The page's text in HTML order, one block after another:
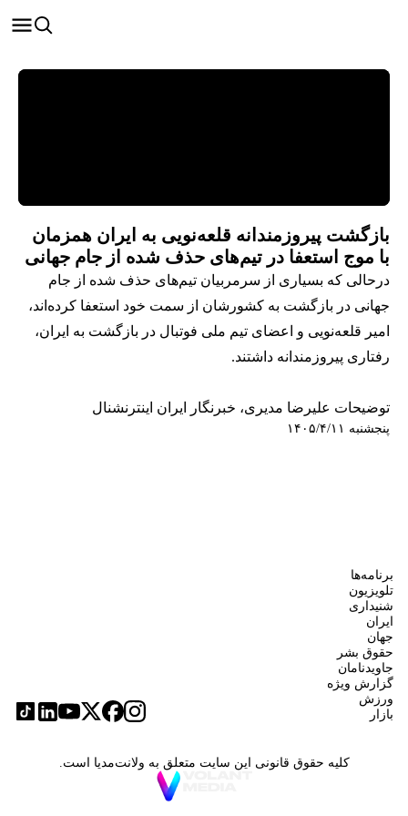
بازگشت پیروزمندانه قلعه‌نویی به ایران همزمان
با موج استعفا در تیم‌های حذف شده از جام جهانی
درحالی که بسیاری از سرمربیان تیم‌های حذف شده از جام
جهانی در بازگشت به کشورشان از سمت خود استعفا کرده‌اند،
امیر قلعه‌نویی و اعضای تیم ملی فوتبال در بازگشت به ایران،
رفتاری پیروزمندانه داشتند.
توضیحات علیرضا مدیری، خبرنگار ایران اینترنشنال
پنجشنبه ۱۴۰۵/۴/۱۱
برنامه‌ها
تلویزیون
شنیداری
ایران
جهان
حقوق بشر
جاویدنامان
گزارش ویژه
ورزش
بازار
کلیه حقوق قانونی این سایت متعلق به ولانت‌مدیا است.